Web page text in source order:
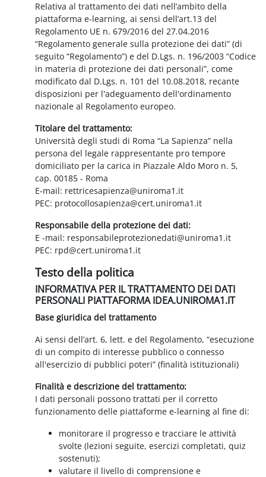
Relativa al trattamento dei dati nell’ambito della
piattaforma e-learning, ai sensi dell’art.13 del
Regolamento UE n. 679/2016 del 27.04.2016
“Regolamento generale sulla protezione dei dati” (di
seguito “Regolamento”) e del D.Lgs. n. 196/2003 “Codice
in materia di protezione dei dati personali”, come
modificato dal D.Lgs. n. 101 del 10.08.2018, recante
disposizioni per l'adeguamento dell'ordinamento
nazionale al Regolamento europeo.
Titolare del trattamento:
Università degli studi di Roma “La Sapienza” nella
persona del legale rappresentante pro tempore
domiciliato per la carica in Piazzale Aldo Moro n. 5,
cap. 00185 - Roma
E-mail: rettricesapienza@uniroma1.it
PEC: protocollosapienza@cert.uniroma1.it
Responsabile della protezione dei dati:
E -mail: responsabileprotezionedati@uniroma1.it
PEC: rpd@cert.uniroma1.it
Testo della politica
INFORMATIVA PER IL TRATTAMENTO DEI DATI
PERSONALI PIATTAFORMA IDEA.UNIROMA1.IT
Base giuridica del trattamento
Ai sensi dell’art. 6, lett. e del Regolamento, “esecuzione
di un compito di interesse pubblico o connesso
all'esercizio di pubblici poteri” (finalità istituzionali)
Finalità e descrizione del trattamento:
I dati personali possono trattati per il corretto
funzionamento delle piattaforme e-learning al fine di:
monitorare il progresso e tracciare le attività
svolte (lezioni seguite, esercizi completati, quiz
sostenuti);
valutare il livello di comprensione e